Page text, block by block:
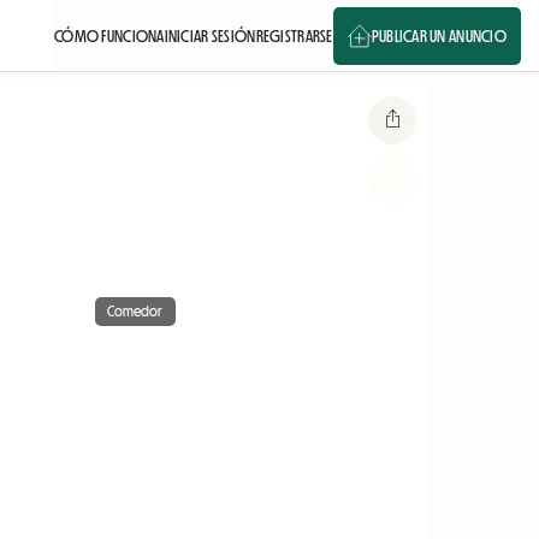
CÓMO FUNCIONAINICIAR SESIÓNREGISTRARSE PUBLICAR UN ANUNCIO
Comedor